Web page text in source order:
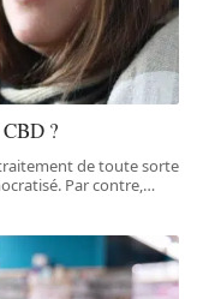
?
traitement de toute sorte
Par contre,…